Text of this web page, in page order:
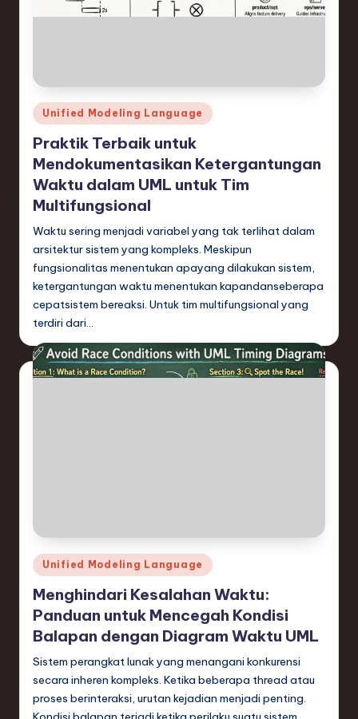
Posted
in
Unified Modeling Language
Praktik Terbaik untuk
Mendokumentasikan Ketergantungan
Waktu dalam UML untuk Tim
Multifungsional
Waktu sering menjadi variabel yang tak terlihat dalam
arsitektur sistem yang kompleks. Meskipun
fungsionalitas menentukan apayang dilakukan sistem,
ketergantungan waktu menentukan kapandanseberapa
cepatsistem bereaksi. Untuk tim multifungsional yang
terdiri dari…
Posted
in
Unified Modeling Language
Menghindari Kesalahan Waktu:
Panduan untuk Mencegah Kondisi
Balapan dengan Diagram Waktu UML
Sistem perangkat lunak yang menangani konkurensi
secara inheren kompleks. Ketika beberapa thread atau
proses berinteraksi, urutan kejadian menjadi penting.